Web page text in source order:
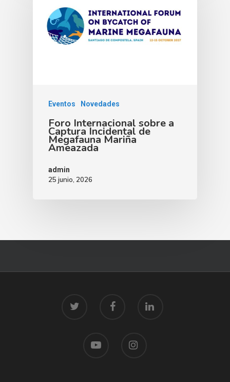
Eventos Novedades
Foro Internacional sobre a
Captura Incidental de
Megafauna Mariña
Ameazada
admin
25 junio, 2026